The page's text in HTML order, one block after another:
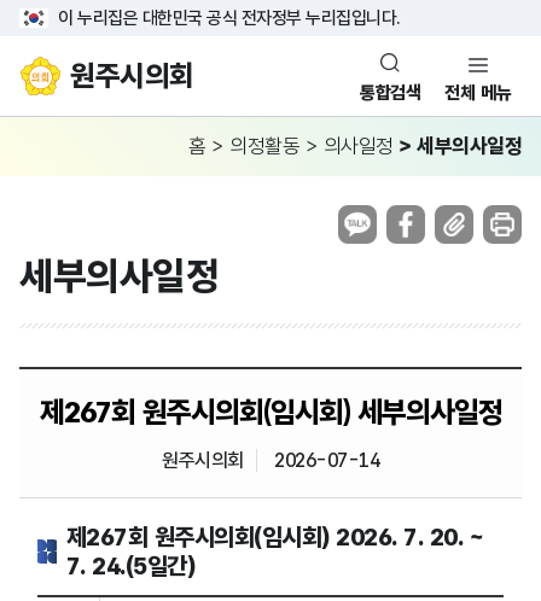
이 누리집은 대한민국 공식 전자정부 누리집입니다.
원주시의회 통합검색 전체 메뉴
홈 > 의정활동 > 의사일정 > 세부의사일정
세부의사일정
제267회 원주시의회(임시회) 세부의사일정
원주시의회 2026-07-14
제267회 원주시의회(임시회) 2026. 7. 20. ~
7. 24.(5일간)